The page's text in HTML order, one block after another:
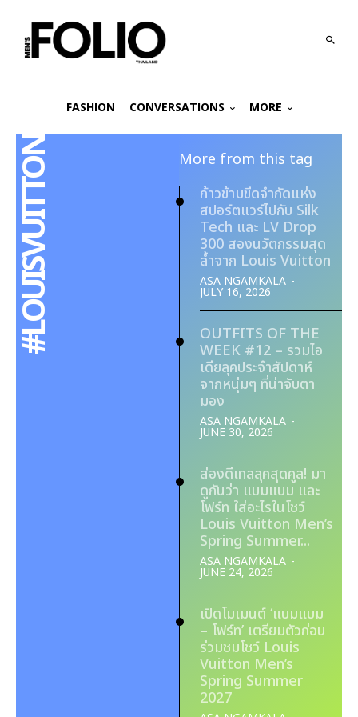
FASHION CONVERSATIONS MORE
#LOUISVUITTON
More from this tag
ก้าวข้ามขีดจำกัดแห่ง
สปอร์ตแวร์ไปกับ Silk
Tech และ LV Drop
300 สองนวัตกรรมสุด
ล้ำจาก Louis Vuitton
ASA NGAMKALA -
JULY 16, 2026
OUTFITS OF THE
WEEK #12 – รวมไอ
เดียลุคประจำสัปดาห์
จากหนุ่มๆ ที่น่าจับตา
มอง
ASA NGAMKALA -
JUNE 30, 2026
ส่องดีเทลลุคสุดคูล! มา
ดูกันว่า แบมแบม และ
โฟร์ท ใส่อะไรในโชว์
Louis Vuitton Men’s
Spring Summer...
ASA NGAMKALA -
JUNE 24, 2026
เปิดโมเมนต์ ‘แบมแบม
– โฟร์ท’ เตรียมตัวก่อน
ร่วมชมโชว์ Louis
Vuitton Men’s
Spring Summer
2027